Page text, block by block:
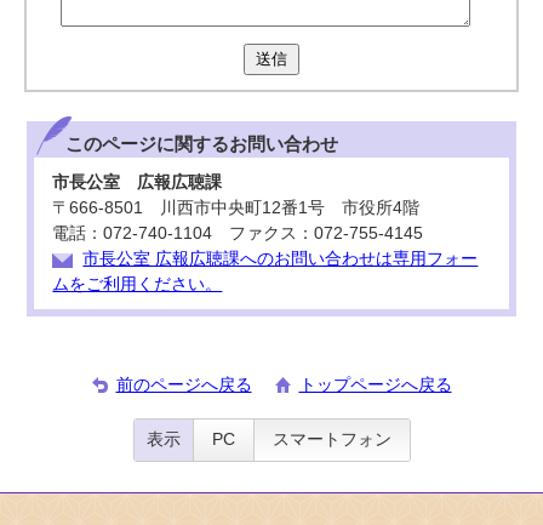
送信
このページに関するお問い合わせ
市長公室 広報広聴課
〒666-8501 川西市中央町12番1号 市役所4階
電話：072-740-1104 ファクス：072-755-4145
市長公室 広報広聴課へのお問い合わせは専用フォー
ムをご利用ください。
前のページへ戻る トップページへ戻る
表示 PC スマートフォン